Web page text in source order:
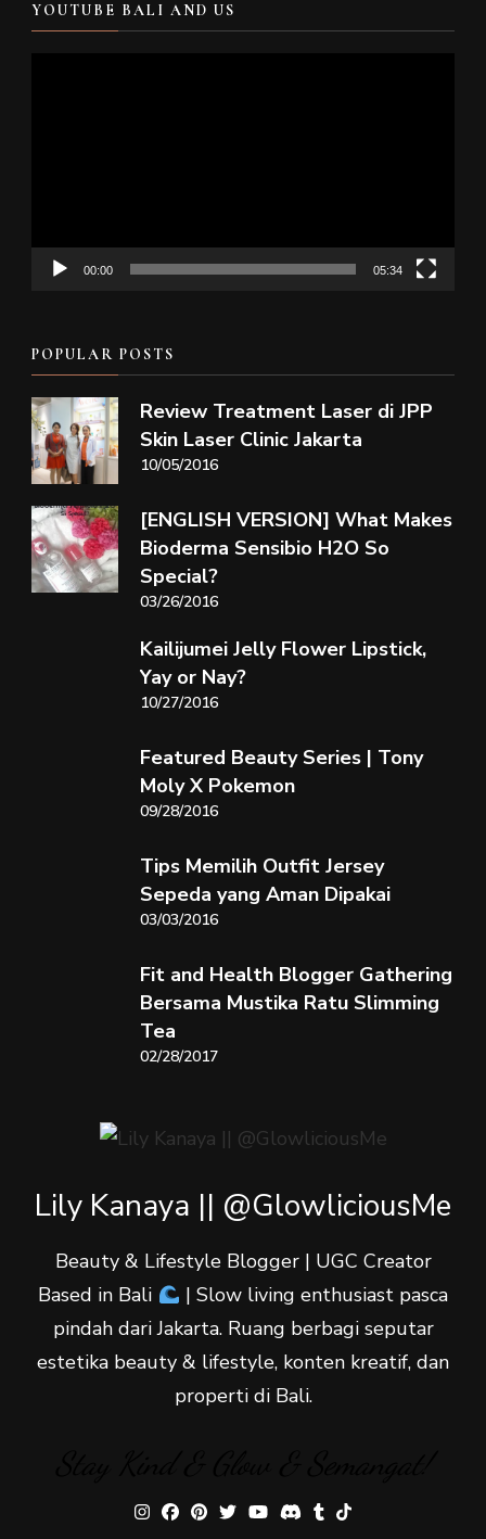
YOUTUBE BALI AND US
00:00 05:34
POPULAR POSTS
Review Treatment Laser di JPP
Skin Laser Clinic Jakarta
10/05/2016
[ENGLISH VERSION] What Makes
Bioderma Sensibio H2O So
Special?
03/26/2016
Kailijumei Jelly Flower Lipstick,
Yay or Nay?
10/27/2016
Featured Beauty Series | Tony
Moly X Pokemon
09/28/2016
Tips Memilih Outfit Jersey
Sepeda yang Aman Dipakai
03/03/2016
Fit and Health Blogger Gathering
Bersama Mustika Ratu Slimming
Tea
02/28/2017
Lily Kanaya || @GlowliciousMe
Beauty & Lifestyle Blogger | UGC Creator
Based in Bali
| Slow living enthusiast pasca
pindah dari Jakarta. Ruang berbagi seputar
estetika beauty & lifestyle, konten kreatif, dan
properti di Bali.